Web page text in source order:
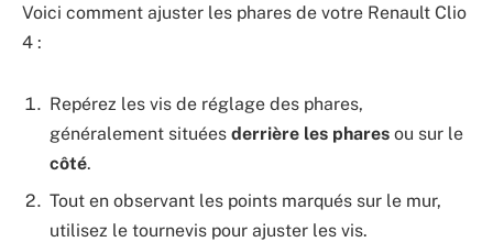
Voici comment ajuster les phares de votre Renault Clio
4 :
Repérez les vis de réglage des phares,
généralement situées derrière les phares ou sur le
côté.
Tout en observant les points marqués sur le mur,
utilisez le tournevis pour ajuster les vis.